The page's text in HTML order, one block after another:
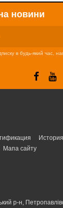
новини
в будь-який час,
Мапа сайту
р-н,